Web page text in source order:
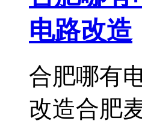
电路改造
合肥哪有
改造合肥